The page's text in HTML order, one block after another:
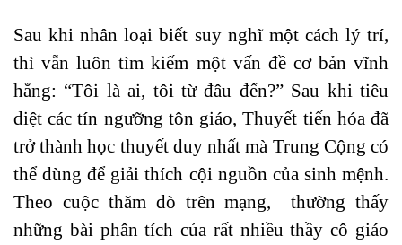
Sau khi nhân loại biết suy nghĩ một cách lý trí,
thì vẫn luôn tìm kiếm một vấn đề cơ bản vĩnh
hằng: “Tôi là ai, tôi từ đâu đến?” Sau khi tiêu
diệt các tín ngưỡng tôn giáo, Thuyết tiến hóa đã
trở thành học thuyết duy nhất mà Trung Cộng có
thể dùng để giải thích cội nguồn của sinh mệnh.
Theo cuộc thăm dò trên mạng, thường thấy
những bài phân tích của rất nhiều thầy cô giáo